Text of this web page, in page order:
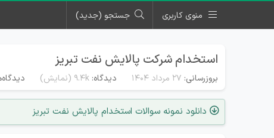
منوی کاربری جستجو (جدید)
استخدام شرکت پالایش نفت تبریز
بروزرسانی: ۲۷ مرداد ۱۴۰۴ دیدگاه: 9.4k (نمایش)
دانلود نمونه سوالات استخدام پالایش نفت تبریز